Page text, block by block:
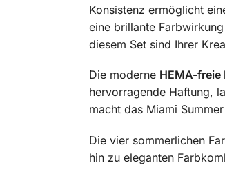
Konsistenz ermöglicht
eine brillante
diesem Set sind Ihrer
Die moderne HEMA-freie
hervorragende Haftung,
macht das Miami
Die vier sommerlichen
hin zu eleganten